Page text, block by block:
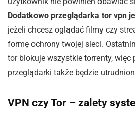
Dodatkowo przeglądarka tor vpn
jeżeli chcesz oglądać filmy czy
formę ochrony twojej sieci.
tor blokuje wszystkie torrenty, więc
przeglądarki także będzie
VPN czy Tor – zalety